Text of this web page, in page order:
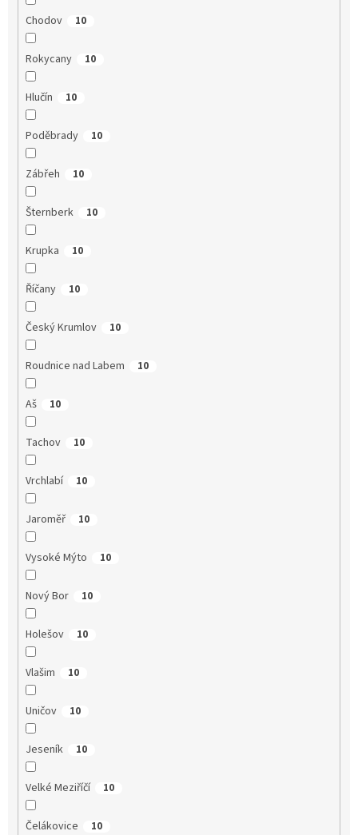
Chodov 10
Rokycany 10
Hlučín 10
Poděbrady 10
Zábřeh 10
Šternberk 10
Krupka 10
Říčany 10
Český Krumlov 10
Roudnice nad Labem 10
Aš 10
Tachov 10
Vrchlabí 10
Jaroměř 10
Vysoké Mýto 10
Nový Bor 10
Holešov 10
Vlašim 10
Uničov 10
Jeseník 10
Velké Meziříčí 10
Čelákovice 10